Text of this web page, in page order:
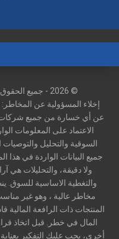
© 2026 - جميع الحقوق محفوظة لموقع التداول بسهولة.
إخلاء المسؤولية عن
عن أي خسارة من جميع شركات
الاعتماد على المعلومات
السوقية والتحليل
جميع البيانات الواردة في
ولا دقيقة، والتحليلات هي
والتغطية الاساسية للسوق.
مخاطر عالية ، وهو غير
المنتجات ذات الرافعة المالية
المال في خطر. قبل اتخاذ
أخرى، يجب عليك التفكير